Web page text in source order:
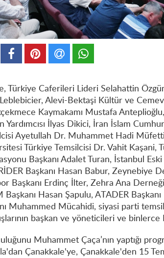
Türkiye Caferileri Lideri Selahattin
Alevi-Bektaşi Kültür ve
Kaymakamı Mustafa
Yardımcısı İlyas Dikici, İran İslam
Ayetullah Dr. Muhammet Hadi
Türkiye Temsilcisi Dr. Vahit Kaşani,
Başkanı Adalet Turan, İstanbul
Başkanı Hasan Babur, Zeynebiye
Başkanı Erdinç İlter, Zehra Ana
Başkanı Hasan Şapulu, ATADER
Muhammed Mücahidi, siyasi parti
başkan ve yöneticileri ve binlerce
Muhammet Çaça’nın yaptığı
Çanakkale'ye, Çanakkale'den 15